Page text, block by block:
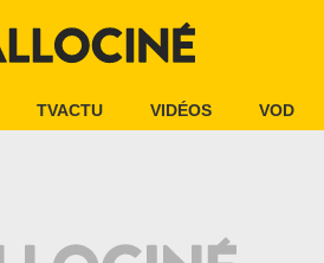
TVACTU VIDÉOS VOD